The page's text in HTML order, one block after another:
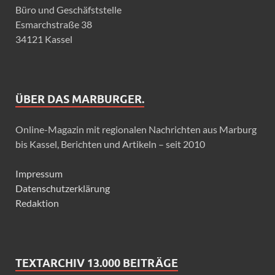
Büro und Geschäfststelle
Esmarchstraße 38
34121 Kassel
ÜBER DAS MARBURGER.
Online-Magazin mit regionalen Nachrichten aus Marburg
bis Kassel, Berichten und Artikeln – seit 2010
Impressum
Datenschutzerklärung
Redaktion
TEXTARCHIV 13.000 BEITRÄGE